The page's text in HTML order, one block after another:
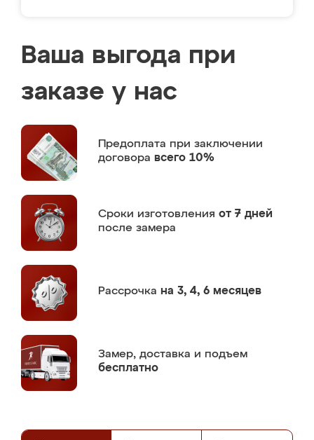
Ваша выгода при
заказе у нас
Предоплата при заключении
договора всего 10%
Сроки изготовления от 7 дней
после замера
Рассрочка на 3, 4, 6 месяцев
Замер, доставка и подъем
бесплатно